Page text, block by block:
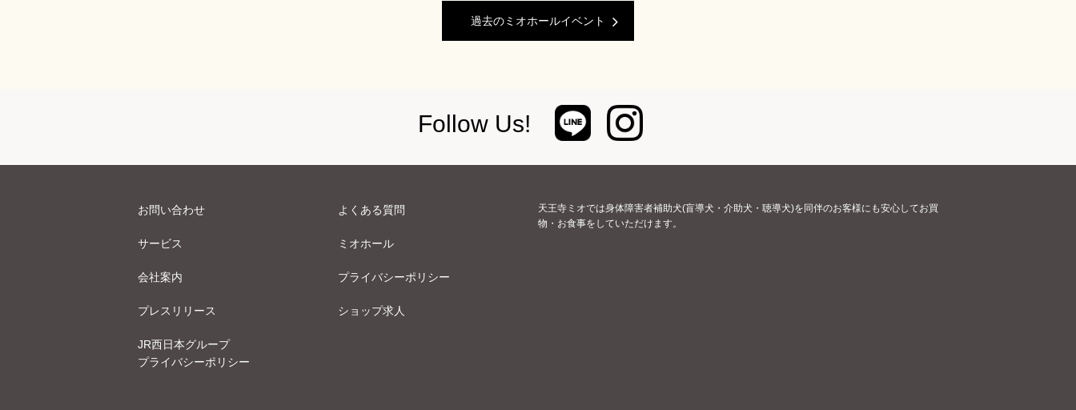
過去のミオホールイベント
Follow Us!
お問い合わせ よくある質問
サービス ミオホール
会社案内 プライバシーポリシー
プレスリリース ショップ求人
JR西日本グループ
プライバシーポリシー
天王寺ミオでは身体障害者補助犬(盲導犬・介助犬・聴導犬)を同伴のお客様にも安心してお買
物・お食事をしていただけます。